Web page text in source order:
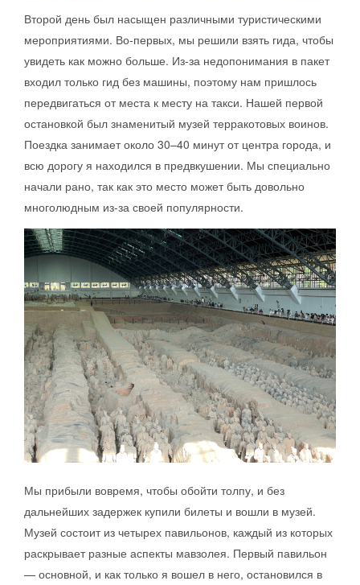
Второй день был насыщен различными туристическими
мероприятиями. Во-первых, мы решили взять гида, чтобы
увидеть как можно больше. Из-за недопонимания в пакет
входил только гид без машины, поэтому нам пришлось
передвигаться от места к месту на такси. Нашей первой
остановкой был знаменитый музей терракотовых воинов.
Поездка занимает около 30–40 минут от центра города, и
всю дорогу я находился в предвкушении. Мы специально
начали рано, так как это место может быть довольно
многолюдным из-за своей популярности.
Мы прибыли вовремя, чтобы обойти толпу, и без
дальнейших задержек купили билеты и вошли в музей.
Музей состоит из четырех павильонов, каждый из которых
раскрывает разные аспекты мавзолея. Первый павильон
— основной, и как только я вошел в него, остановился в